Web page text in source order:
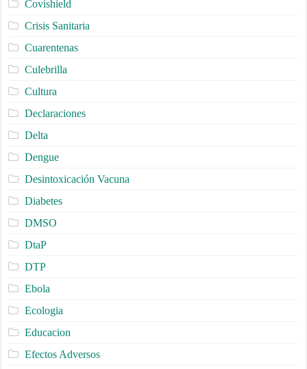
Covishield
Crisis Sanitaria
Cuarentenas
Culebrilla
Cultura
Declaraciones
Delta
Dengue
Desintoxicación Vacuna
Diabetes
DMSO
DtaP
DTP
Ebola
Ecologia
Educacion
Efectos Adversos